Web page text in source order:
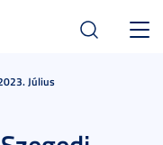
Július